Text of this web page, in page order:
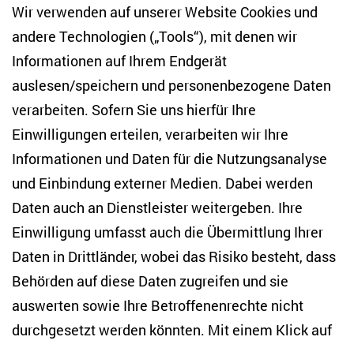
Moderation: Prof. Ulf Brunnbauer,
Wissenschaftlicher Direktor am IOS
Kontakt
Anja Krüger
Kommunikationskoordinatorin
events(at)zois-berlin.de
Kooperationspartner
Wir verwenden auf unserer Website Cookies und
andere Technologien („Tools“), mit denen wir
Informationen auf Ihrem Endgerät
auslesen/speichern und personenbezogene Daten
verarbeiten. Sofern Sie uns hierfür Ihre
Einwilligungen erteilen, verarbeiten wir Ihre
Informationen und Daten für die Nutzungsanalyse
und Einbindung externer Medien. Dabei werden
Daten auch an Dienstleister weitergeben. Ihre
Einwilligung umfasst auch die Übermittlung Ihrer
Daten in Drittländer, wobei das Risiko besteht, dass
Behörden auf diese Daten zugreifen und sie
auswerten sowie Ihre Betroffenenrechte nicht
durchgesetzt werden könnten. Mit einem Klick auf